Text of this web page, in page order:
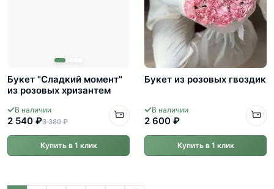
Букет "Сладкий момент"
из розовых хризантем
В наличии
2 540 ₽3 380 ₽
Купить в 1 клик
Букет из розовых гвоздик
В наличии
2 600 ₽
Купить в 1 клик